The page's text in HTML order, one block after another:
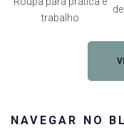
trabalho
NAVEGAR NO